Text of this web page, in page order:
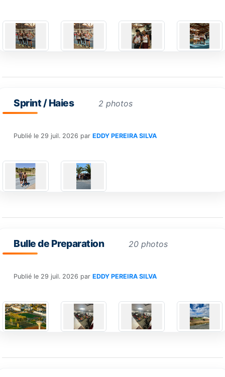
Sprint / Haies 2 photos
Publié le 29 juil. 2026 par EDDY PEREIRA SILVA
Bulle de Preparation 20 photos
Publié le 29 juil. 2026 par EDDY PEREIRA SILVA